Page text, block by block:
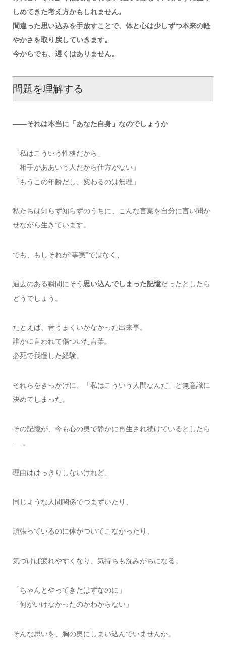
しめてきた考え方かもしれません。
間違った思い込みを手放すことで、体と心は少しずつ本来の軽
やかさを取り戻していきます。
今からでも、遅くはありません。
問題を理解する
――それは本当に「あなた自身」なのでしょうか
「私はこういう性格だから」
「相手がああいう人だから仕方がない」
「もうこの年齢だし、変わるのは無理」
私たちは知らず知らずのうちに、こんな言葉を自分に言い聞か
せながら生きています。
でも、もしそれが“事実”ではなく、
過去のある瞬間にそう思い込んでしまった記憶だったとしたら
どうでしょう。
たとえば、昔うまくいかなかった出来事。
誰かに言われて傷ついた言葉。
必死で我慢した経験。
それらをきっかけに、「私はこういう人間なんだ」と無意識に
決めてしまった。
その記憶が、今も心の奥で静かに再生され続けているとしたら
──。
理由ははっきりしないけれど、
同じような人間関係でつまずいたり、
頑張っているのに体がついてこなかったり、
気づけば疲れやすくなり、気持ちも沈みがちになる。
「ちゃんとやってきたはずなのに」
「何がいけなかったのかわからない」
そんな思いを、胸の奥にしまい込んでいませんか。